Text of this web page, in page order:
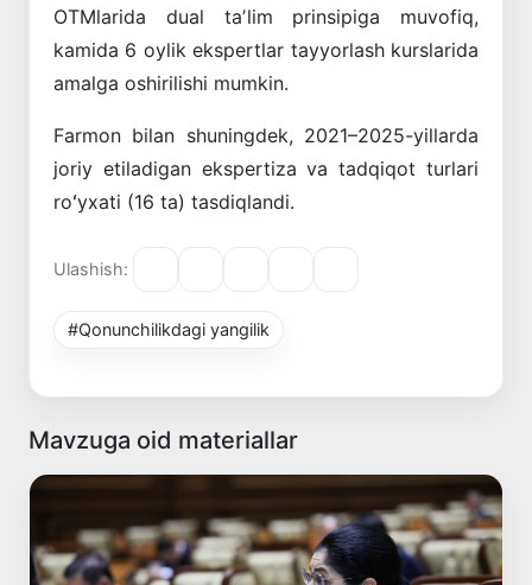
OTMlarida dual taʼlim prinsipiga muvofiq,
kamida 6 oylik ekspertlar tayyorlash kurslarida
amalga oshirilishi mumkin.
Farmon bilan shuningdek, 2021–2025-yillarda
joriy etiladigan ekspertiza va tadqiqot turlari
roʻyxati (16 ta) tasdiqlandi.
Ulashish:
#Qonunchilikdagi yangilik
Mavzuga oid materiallar